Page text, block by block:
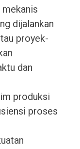
dijalankan
proyek-
dan
produksi
proses